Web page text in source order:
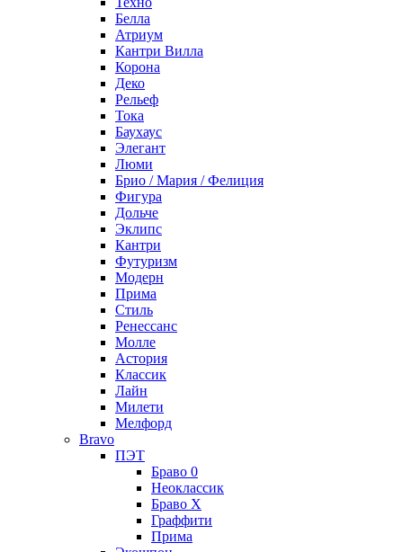
Белла
Атриум
Кантри Вилла
Корона
Деко
Рельеф
Тока
Баухаус
Элегант
Люми
Брио / Мария / Фелиция
Фигура
Дольче
Эклипс
Кантри
Футуризм
Модерн
Прима
Стиль
Ренессанс
Молле
Астория
Классик
Лайн
Милети
Мелфорд
Bravo
ПЭТ
Браво 0
Неоклассик
Браво Х
Граффити
Прима